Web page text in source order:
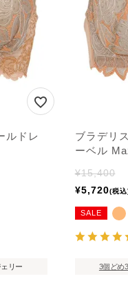
ルドレ
リー
ブラデリ
ーベル
¥15,400
¥5,720 税込
SALE
3個どめ